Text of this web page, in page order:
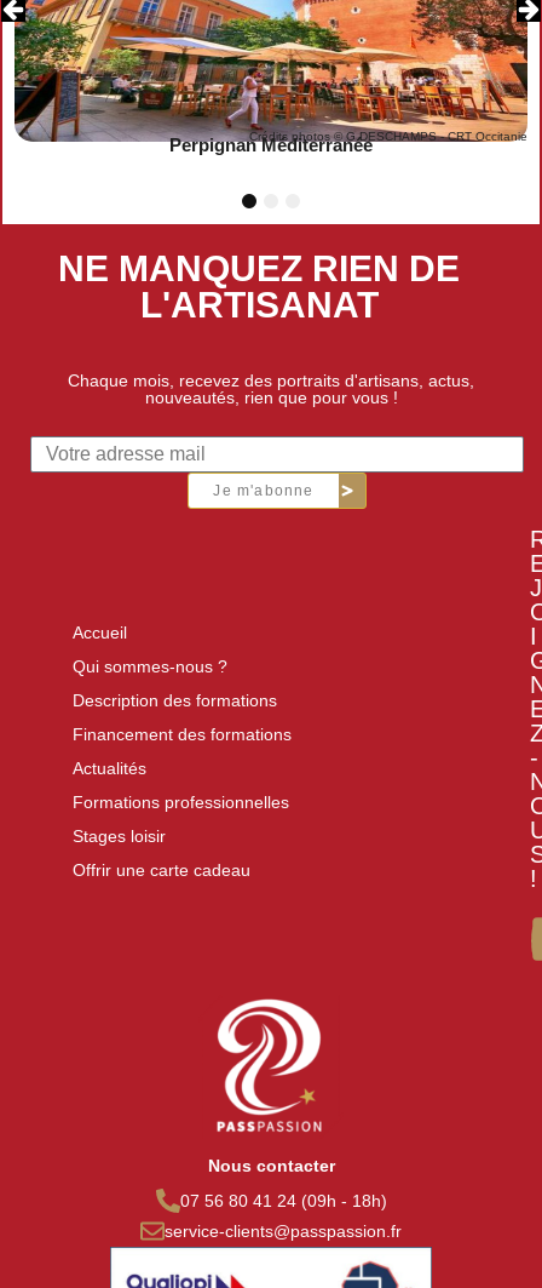
Crédits photos © G.DESCHAMPS - CRT Occitanie
Perpignan Méditerranée
NE MANQUEZ RIEN DE
L'ARTISANAT
Chaque mois, recevez des portraits d'artisans, actus,
nouveautés, rien que pour vous !
Je m'abonne
Accueil
Qui sommes-nous ?
Description des formations
Financement des formations
Actualités
Formations professionnelles
Stages loisir
Offrir une carte cadeau
J
I
-
!
Nous contacter
07 56 80 41 24 (09h - 18h)
service-clients@passpassion.fr